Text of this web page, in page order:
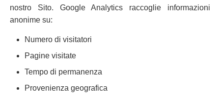
nostro Sito. Google Analytics raccoglie informazioni
anonime su:
Numero di visitatori
Pagine visitate
Tempo di permanenza
Provenienza geografica